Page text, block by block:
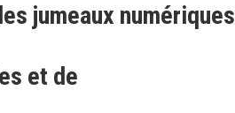
jumeaux numériques
et de